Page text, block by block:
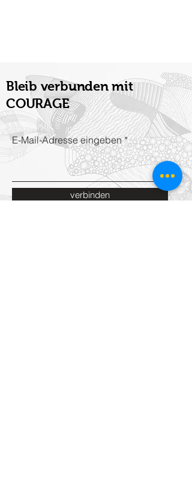
Bleib verbunden mit
COURAGE
E-Mail-Adresse eingeben
verbinden